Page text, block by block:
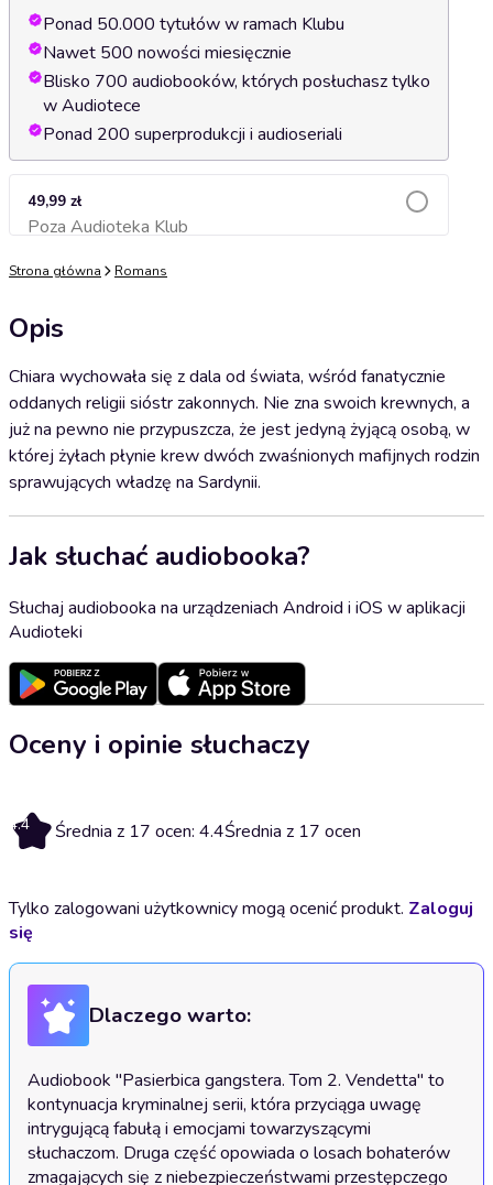
Ponad 50.000 tytułów w ramach Klubu
Nawet 500 nowości miesięcznie
Blisko 700 audiobooków, których posłuchasz tylko
w Audiotece
Ponad 200 superprodukcji i audioseriali
49,99 zł
Poza Audioteka KlubDodaj do koszyka
Strona główna Romans
Opis
Chiara wychowała się z dala od świata, wśród fanatycznie
oddanych religii sióstr zakonnych. Nie zna swoich krewnych, a
już na pewno nie przypuszcza, że jest jedyną żyjącą osobą, w
której żyłach płynie krew dwóch zwaśnionych mafijnych rodzin
sprawujących władzę na Sardynii.
Jak słuchać audiobooka?
Słuchaj audiobooka na urządzeniach Android i iOS w aplikacji
Audioteki
Oceny i opinie słuchaczy
4.4 Średnia z 17 ocen: 4.4Średnia z 17 ocen
Tylko zalogowani użytkownicy mogą ocenić produkt. Zaloguj
się
Dlaczego warto:
Audiobook "Pasierbica gangstera. Tom 2. Vendetta" to
kontynuacja kryminalnej serii, która przyciąga uwagę
intrygującą fabułą i emocjami towarzyszącymi
słuchaczom. Druga część opowiada o losach bohaterów
zmagających się z niebezpieczeństwami przestępczego